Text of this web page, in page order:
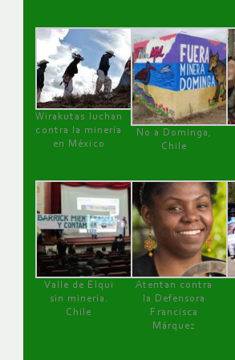
Wirakutas luchan
contra la minería
en México
No a Dominga,
Chile
Valle de Elqui
sin minería.
Chile
Atentan contra
la Defensora
Francisca
Márquez